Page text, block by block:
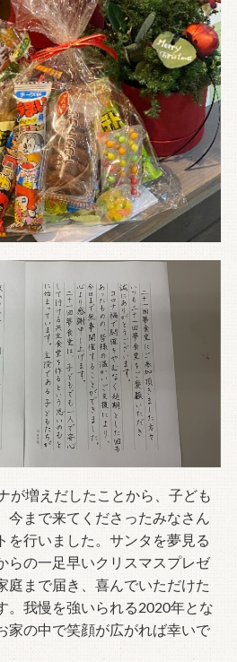
が増えだしたことから、子ども
今まで来てくださったみなさん
を行いました。サンタを夢見る
らの一足早いクリスマスプレゼ
庭まで届き、喜んでいただけた
。我慢を強いられる2020年とな
家の中で笑顔が広がれば幸いで